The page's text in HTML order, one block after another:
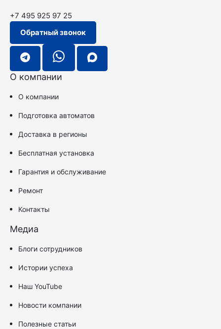
+7 495 925 97 25
Обратный звонок
О компании
О компании
Подготовка автоматов
Доставка в регионы
Бесплатная установка
Гарантия и обслуживание
Ремонт
Контакты
Медиа
Блоги сотрудников
Истории успеха
Наш YouTube
Новости компании
Полезные статьи